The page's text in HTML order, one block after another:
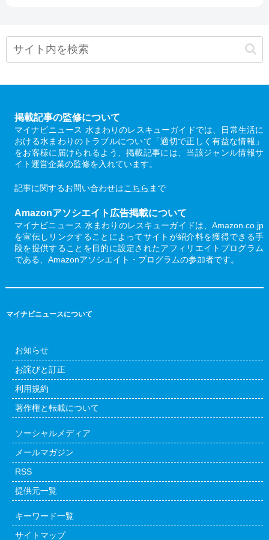
掲載記事の監修について
マイナビニュース 水まわりのレスキューガイドでは、日常生活に
おける水まわりのトラブルについて「適切で正しく有益な情報」
をお客様に届けられるよう、掲載記事には、当該ジャンル情報サ
イト運営企業の監修を入れています。
記事に関するお問い合わせはこちら まで
Amazonアソシエイト広告掲載について
マイナビニュース 水まわりのレスキューガイドは、Amazon.co.jp
を宣伝しリンクすることによってサイトが紹介料を獲得できる手
段を提供することを目的に設定されたアフィリエイトプログラム
である、Amazonアソシエイト・プログラムの参加者です。
マイナビニュースについて
お知らせ
お詫びと訂正
利用規約
著作権と転載について
ソーシャルメディア
メールマガジン
RSS
提供元一覧
キーワード一覧
サイトマップ